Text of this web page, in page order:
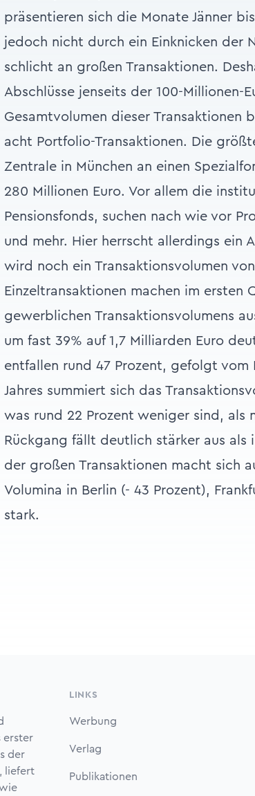
präsentieren sich die Monate Jänner
jedoch nicht durch ein Einknicken der
schlicht an großen Transaktionen.
Abschlüsse jenseits der 100-Millionen-
Gesamtvolumen dieser Transaktionen
acht Portfolio-Transaktionen. Die
Zentrale in München an einen
280 Millionen Euro. Vor allem die
Pensionsfonds, suchen nach wie vor
und mehr. Hier herrscht allerdings ein
wird noch ein Transaktionsvolumen
Einzeltransaktionen machen im ersten
gewerblichen Transaktionsvolumens
um fast 39% auf 1,7 Milliarden Euro
entfallen rund 47 Prozent, gefolgt vom
Jahres summiert sich das
was rund 22 Prozent weniger sind, als
Rückgang fällt deutlich stärker aus als
der großen Transaktionen macht sich
Volumina in Berlin (- 43 Prozent),
stark.
erster
der
liefert
LINKS
Werbung
Verlag
Publikationen